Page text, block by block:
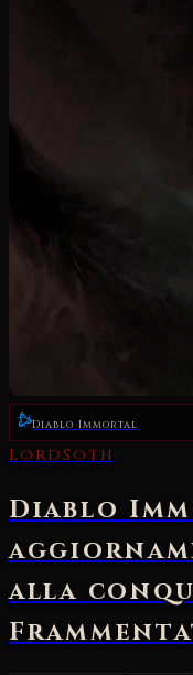
Diablo Immortal
LordSoth
Diablo
alla